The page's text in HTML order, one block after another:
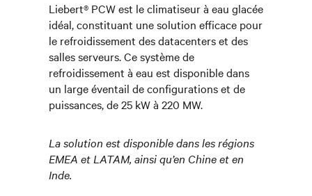
Liebert® PCW est le climatiseur à eau glacée
idéal, constituant une solution efficace pour
le refroidissement des datacenters et des
salles serveurs. Ce système de
refroidissement à eau est disponible dans
un large éventail de configurations et de
puissances, de 25 kW à 220 MW.
La solution est disponible dans les régions
EMEA et LATAM, ainsi qu’en Chine et en
Inde.